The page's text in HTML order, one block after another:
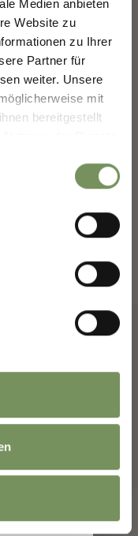
Medien anbieten
Website zu
zu Ihrer
Partner für
weiter. Unsere
mit
bereitgestellt
IN
—
bewegen.